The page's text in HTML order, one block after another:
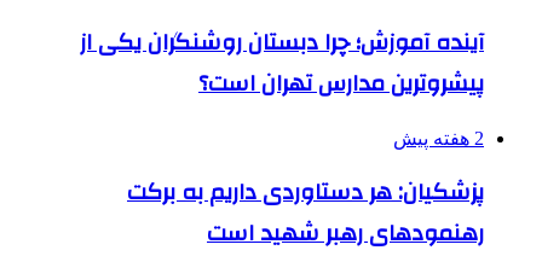
آینده آموزش؛ چرا دبستان روشنگران یکی از
پیشروترین مدارس تهران است؟
2 هفته پیش
پزشکیان: هر دستاوردی داریم به برکت
رهنمودهای رهبر شهید است